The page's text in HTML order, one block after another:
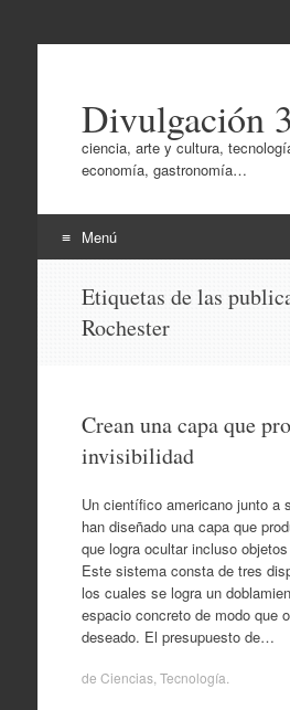
Divulgación
ciencia, arte y cultura,
economía, gastronomía…
Menú
contenido
Etiquetas de las
Rochester
Crean una capa que
invisibilidad
Un científico americano junto a
han diseñado una capa que
que logra ocultar incluso
Este sistema consta de tres
los cuales se logra un
espacio concreto de modo que
deseado. El presupuesto de…
de Ciencias, Tecnología